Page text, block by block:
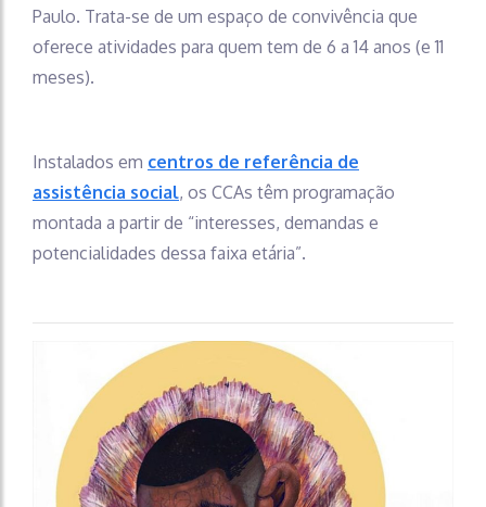
Paulo. Trata-se de um espaço de convivência que
oferece atividades para quem tem de 6 a 14 anos (e 11
meses).
Instalados em centros de referência de
assistência social, os CCAs têm programação
montada a partir de “interesses, demandas e
potencialidades dessa faixa etária”.